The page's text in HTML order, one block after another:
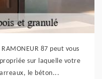
87 peut vous
sur laquelle votre
le béton...